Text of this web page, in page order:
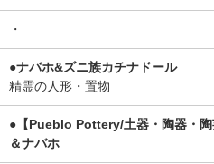
・
●ナバホ&ズニ族カチナドール
精霊の人形・置物
●【Pueblo Pottery/土器・陶器・
＆ナバホ